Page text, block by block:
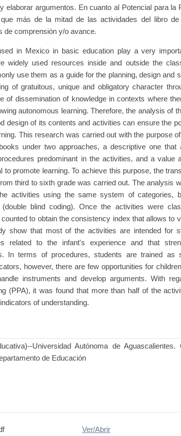
elaborar argumentos. En cuanto al Potencial para la
más de la mitad de las actividades del libro
de comprensión y/o avance.
in Mexico in basic education play a very
widely used resources inside and outside the
use them as a guide for the planning, design and
of gratuitous, unique and obligatory character
of dissemination of knowledge in contexts where
autonomous learning. Therefore, the analysis of
design of its contents and activities can ensure the
This research was carried out with the purpose
under two approaches, a descriptive one that
predominant in the activities, and a value
to promote learning. To achieve this purpose, the
third to sixth grade was carried out. The analysis
activities using the same system of categories,
blind coding). Once the activities were
to obtain the consistency index that allows to
show that most of the activities are intended for
related to the infant's experience and that
In terms of procedures, students are trained as
however, there are few opportunities for
instruments and develop arguments. With
(PPA), it was found that more than half of the
of understanding.
Universidad Autónoma de Aguascalientes.
de Educación
Ver/Abrir